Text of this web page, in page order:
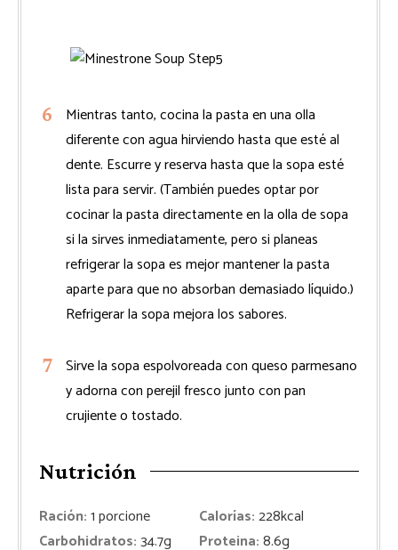
Mientras tanto, cocina la pasta en una olla
diferente con agua hirviendo hasta que esté al
dente. Escurre y reserva hasta que la sopa esté
lista para servir. (También puedes optar por
cocinar la pasta directamente en la olla de sopa
si la sirves inmediatamente, pero si planeas
refrigerar la sopa es mejor mantener la pasta
aparte para que no absorban demasiado líquido.)
Refrigerar la sopa mejora los sabores.
Sirve la sopa espolvoreada con queso parmesano
y adorna con perejil fresco junto con pan
crujiente o tostado.
Nutrición
Ración:1porcione Calorías:228kcal
Carbohidratos:34.7g Proteina:8.6g